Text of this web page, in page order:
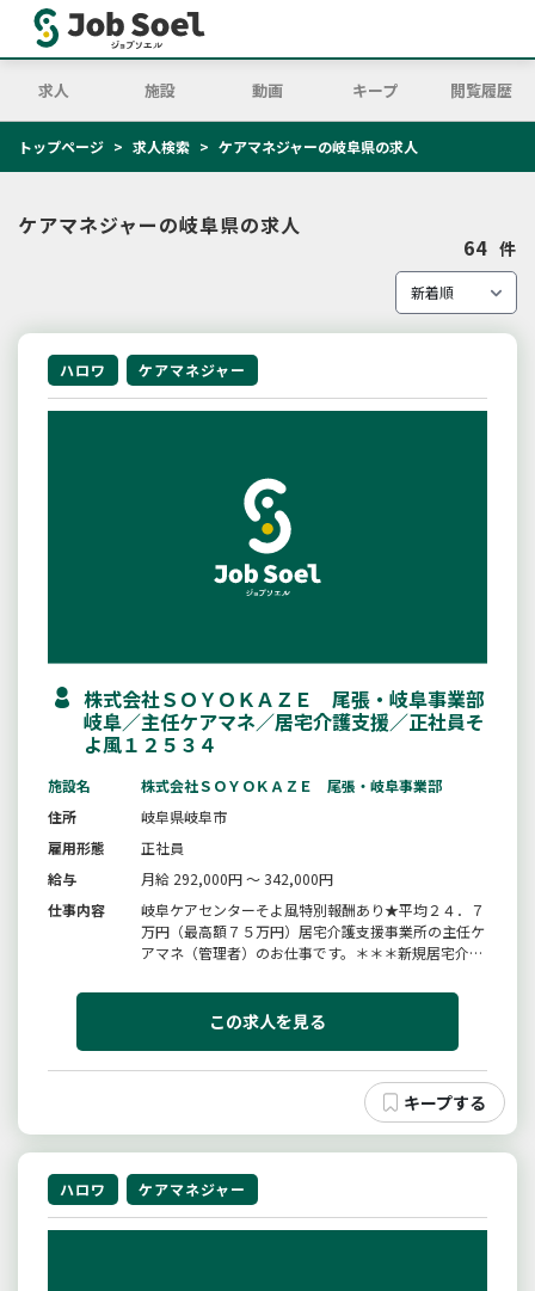
求人 施設 動画 キープ 閲覧履歴
トップページ 求人検索 ケアマネジャーの岐阜県の求人
ケアマネジャーの岐阜県の求人
64 件
ハロワ ケアマネジャー
株式会社ＳＯＹＯＫＡＺＥ 尾張・岐阜事業部
岐阜／主任ケアマネ／居宅介護支援／正社員そ
よ風１２５３４
施設名
株式会社ＳＯＹＯＫＡＺＥ 尾張・岐阜事業部
住所
岐阜県岐阜市
雇用形態
正社員
給与
月給 292,000円 ～ 342,000円
仕事内容
岐阜ケアセンターそよ風特別報酬あり★平均２４．７
万円（最高額７５万円）居宅介護支援事業所の主任ケ
アマネ（管理者）のお仕事です。＊＊＊新規居宅介護
タートになります！★★必須：主任介護支援専門員
★★・高齢者やその家族の介護相談・ケアプラン作
この求人を見る
ハロワ ケアマネジャー